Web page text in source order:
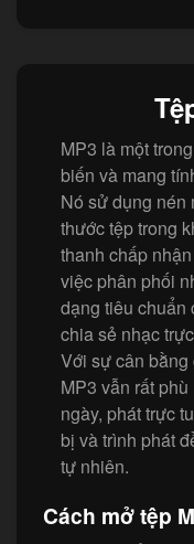
MP3 là một
biến và mang
Nó sử dụng nén
thước tệp trong
thanh chấp
việc phân phối
dạng tiêu chuẩn
chia sẻ nhạc
Với sự cân
MP3 vẫn rất
ngày, phát trực
bị và trình phát
tự nhiên.
Cách mở tệp